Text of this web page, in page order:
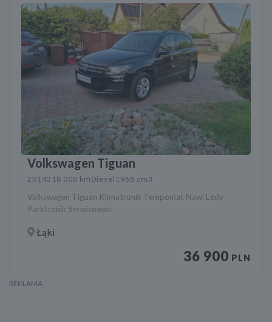
Volkswagen Tiguan
2014218 000 km Diesel 1968 cm3
Volkswagen Tiguan Klimatronik Tempomat Nawi Ledy
Parktronik Serwisowan
Łąki
36 900 PLN